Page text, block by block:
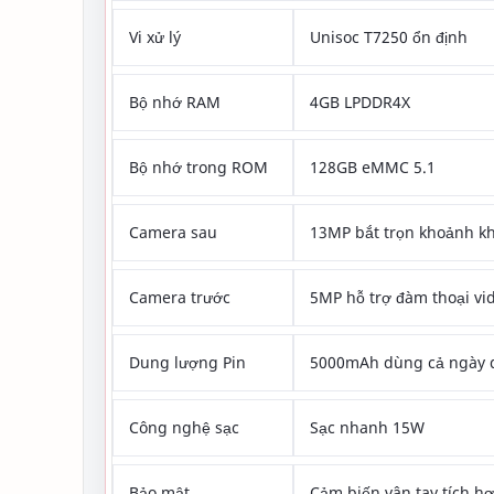
Vi xử lý Unisoc T7250 ổn định
Bộ nhớ RAM 4GB LPDDR4X
Bộ nhớ trong ROM 128GB eMMC 5.1
Camera sau 13MP bắt trọn khoảnh
Camera trước 5MP hỗ trợ đàm thoại
Dung lượng Pin 5000mAh dùng cả ngày
Công nghệ sạc Sạc nhanh 15W